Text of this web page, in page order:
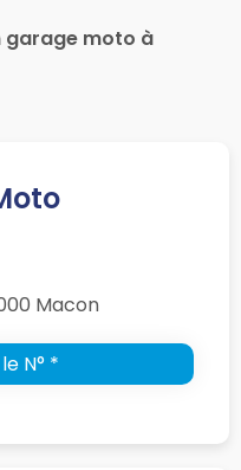
garage moto à
Macon
N° *